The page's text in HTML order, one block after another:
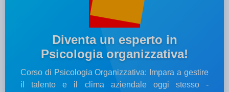
Diventa un esperto in
Psicologia organizzativa!
Corso di Psicologia Organizzativa: Impara a gestire
il talento e il clima aziendale oggi stesso -